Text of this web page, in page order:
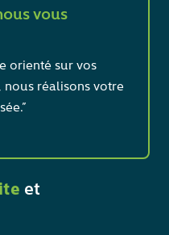
vous
orienté sur vos
nous réalisons votre
et